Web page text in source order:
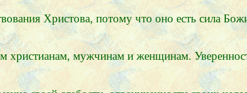
Христова, потому что оно есть сила
христианам, мужчинам и женщинам.